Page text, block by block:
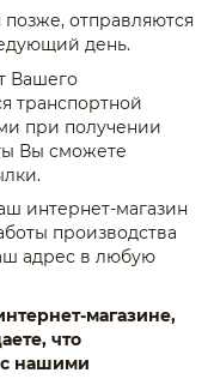
отправляются
день.
Вашего
транспортной
при получении
Вы сможете
интернет-магазин
производства
адрес в любую
магазине,
что
с нашими